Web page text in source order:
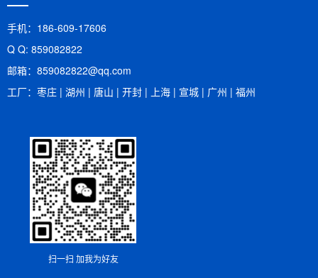
手机：186-609-17606
Q Q: 859082822
邮箱：​859082822@qq.com
工厂：枣庄 | 湖州 | 唐山 | 开封 | 上海 | 宣城 | 广州 | 福州
扫一扫 加我为好友